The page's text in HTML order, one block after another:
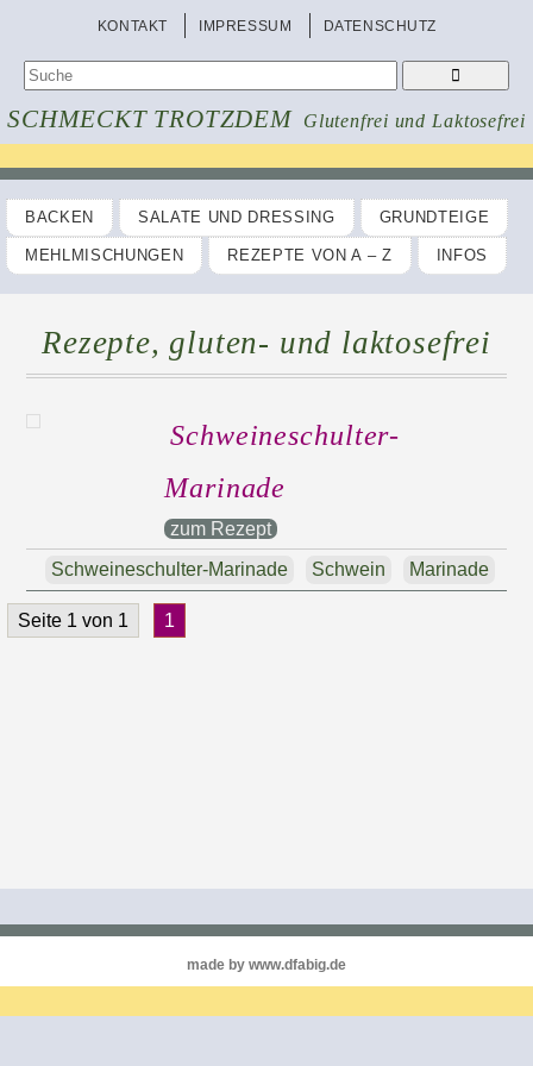
KONTAKT IMPRESSUM DATENSCHUTZ
SCHMECKT TROTZDEM Glutenfrei und Laktosefrei
BACKEN SALATE UND DRESSING GRUNDTEIGE
MEHLMISCHUNGEN REZEPTE VON A – Z INFOS
Rezepte, gluten- und laktosefrei
Schweineschulter-
Marinade
zum Rezept
Marinade
Schwein
Schweineschulter-Marinade
Seite 1 von 1 1
made by www.dfabig.de